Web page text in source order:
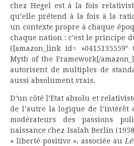
chez Hegel est à la fois
qu’elle prétend à la fois à la
un contexte propre à chaque
chaque nation : c’est le principe
([amazon_link id=
Myth of the Framework[/
autorisent de multiples de
aussi absolument vrais.
D’un côté l’Etat absolu et
de l’autre la logique de l’intérêt
modérateurs des passions
naissance chez Isaïah Berlin
« liberté positive », associée au